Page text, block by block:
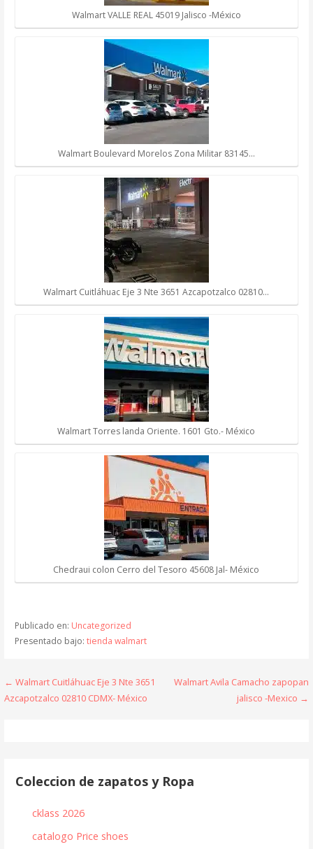
Walmart VALLE REAL 45019 Jalisco -México
Walmart Boulevard Morelos Zona Militar 83145…
Walmart Cuitláhuac Eje 3 Nte 3651 Azcapotzalco 02810…
Walmart Torres landa Oriente. 1601 Gto.- México
Chedraui colon Cerro del Tesoro 45608 Jal- México
Publicado en: Uncategorized
Presentado bajo: tienda walmart
Navegación
de
← Walmart Cuitláhuac Eje 3 Nte 3651
Azcapotzalco 02810 CDMX- México
Walmart Avila Camacho zapopan
jalisco -Mexico →
Coleccion de zapatos y Ropa
cklass 2026
catalogo Price shoes